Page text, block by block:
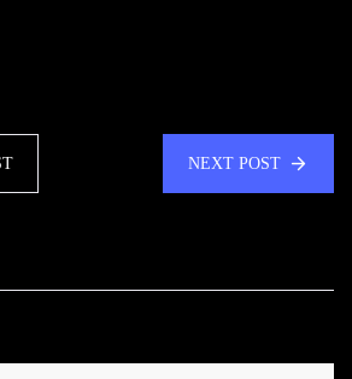
NEXT POST